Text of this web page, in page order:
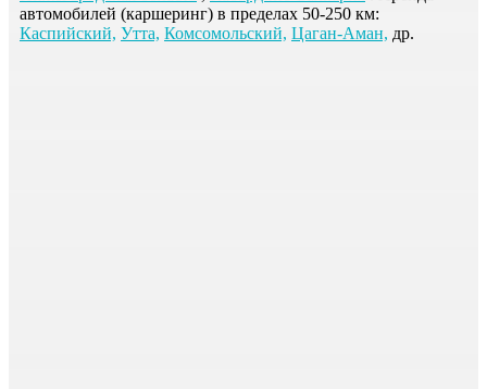
автомобилей (каршеринг) в пределах 50-250 км:
Каспийский, Утта, Комсомольский, Цаган-Аман, др.